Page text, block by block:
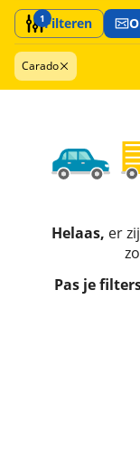
1Filteren
Carado
Helaas, er
Pas je